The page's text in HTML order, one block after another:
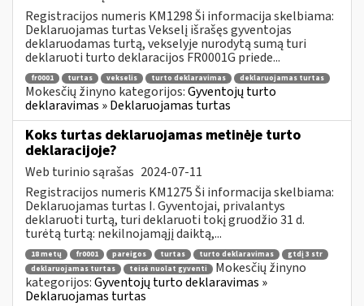
Registracijos numeris KM1298 Ši informacija skelbiama:
Deklaruojamas turtas Vekselį išrašęs gyventojas
deklaruodamas turtą, vekselyje nurodytą sumą turi
deklaruoti turto deklaracijos FR0001G priede...
fr0001 turtas vekselis turto deklaravimas deklaruojamas turtas
Mokesčių žinyno kategorijos:Gyventojų turto
deklaravimas » Deklaruojamas turtas
Koks turtas deklaruojamas metinėje turto
deklaracijoje?
Web turinio sąrašas 2024-07-11
Registracijos numeris KM1275 Ši informacija skelbiama:
Deklaruojamas turtas I. Gyventojai, privalantys
deklaruoti turtą, turi deklaruoti tokį gruodžio 31 d.
turėtą turtą: nekilnojamąjį daiktą,...
18 metų fr0001 pareigos turtas turto deklaravimas
gtdį 3 str
deklaruojamas turtas
teisė nuolat gyventi
Mokesčių žinyno
kategorijos:Gyventojų turto deklaravimas »
Deklaruojamas turtas